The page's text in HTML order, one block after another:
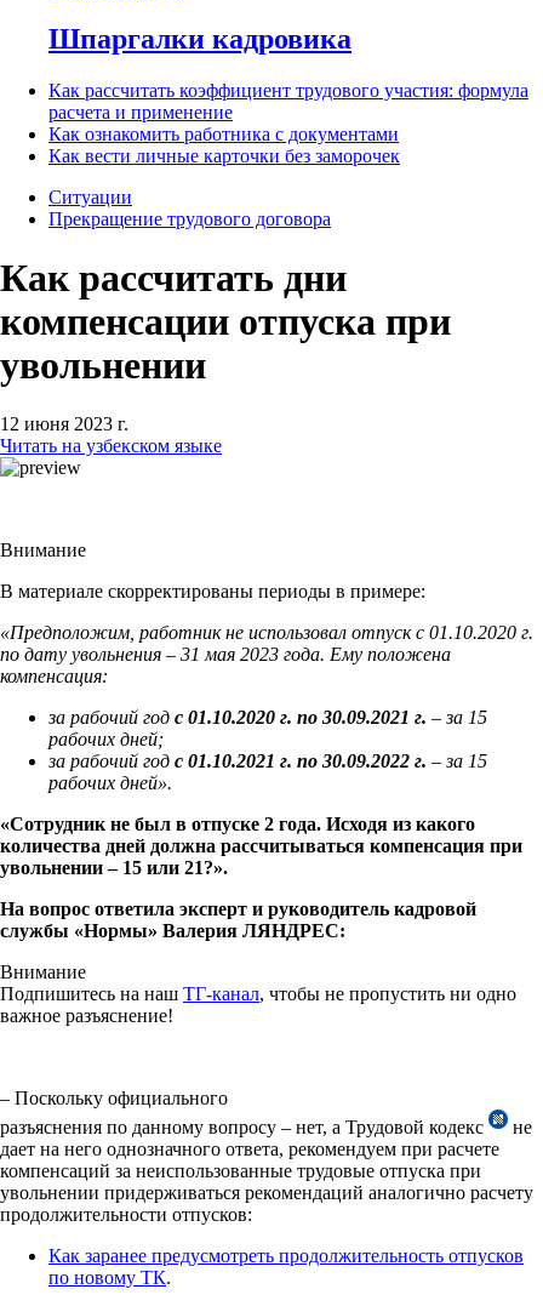
Шпаргалки кадровика
Как рассчитать коэффициент трудового участия: формула
расчета и применение
Как ознакомить работника с документами
Как вести личные карточки без заморочек
Ситуации
Прекращение трудового договора
Как рассчитать дни
компенсации отпуска при
увольнении
12 июня 2023 г.
Читать на узбекском языке
Внимание
В материале скорректированы периоды в примере:
«Предположим, работник не использовал отпуск с 01.10.2020 г.
по дату увольнения – 31 мая 2023 года. Ему положена
компенсация:
за рабочий год с 01.10.2020 г. по 30.09.2021 г. – за 15
рабочих дней;
за рабочий год с 01.10.2021 г. по 30.09.2022 г. – за 15
рабочих дней».
«Сотрудник не был в отпуске 2 года. Исходя из какого
количества дней должна рассчитываться компенсация при
увольнении – 15 или 21?».
На вопрос ответила эксперт и руководитель кадровой
службы «Нормы» Валерия ЛЯНДРЕС:
Внимание
Подпишитесь на наш ТГ-канал, чтобы не пропустить ни одно
важное разъяснение!
– Поскольку официального
разъяснения по данному вопросу – нет, а Трудовой кодекс
не
дает на него однозначного ответа, рекомендуем при расчете
компенсаций за неиспользованные трудовые отпуска при
увольнении придерживаться рекомендаций аналогично расчету
продолжительности отпусков:
Как заранее предусмотреть продолжительность отпусков
по новому ТК.